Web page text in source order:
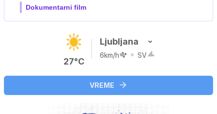
27°C
Ljubljana
6km/h SV
VREME